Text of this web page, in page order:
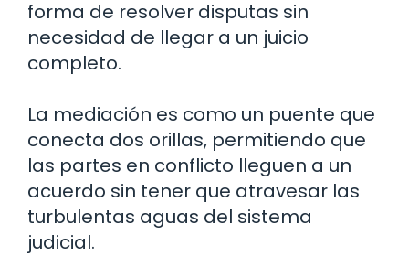
forma de resolver disputas sin
necesidad de llegar a un juicio
completo.
La mediación es como un puente que
conecta dos orillas, permitiendo que
las partes en conflicto lleguen a un
acuerdo sin tener que atravesar las
turbulentas aguas del sistema
judicial.